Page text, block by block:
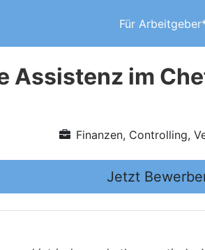
Für
Assistenz im
Finanzen, Controlling,
Jetzt